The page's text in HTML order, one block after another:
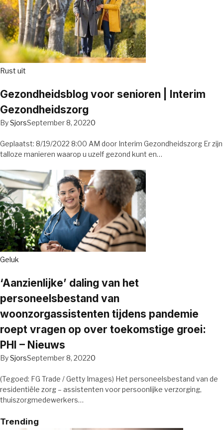
Rust uit
Gezondheidsblog voor senioren | Interim
Gezondheidszorg
BySjorsSeptember 8, 20220
Geplaatst: 8/19/2022 8:00 AM door Interim Gezondheidszorg Er zijn
talloze manieren waarop u uzelf gezond kunt en…
Geluk
‘Aanzienlijke’ daling van het
personeelsbestand van
woonzorgassistenten tijdens pandemie
roept vragen op over toekomstige groei:
PHI – Nieuws
BySjorsSeptember 8, 20220
(Tegoed: FG Trade / Getty Images) Het personeelsbestand van de
residentiële zorg – assistenten voor persoonlijke verzorging,
thuiszorgmedewerkers…
Trending